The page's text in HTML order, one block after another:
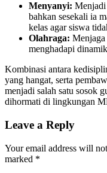
Menyanyi: Menjadi
bahkan sesekali ia
kelas agar siswa
Olahraga:
menghadapi
​Kombinasi antara
yang hangat, serta
menjadi salah satu sosok
dihormati di lingkungan
Leave a Reply
Your email address will
marked *